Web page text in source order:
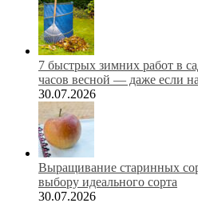
7 быстрых зимних работ в
часов весной — даже если
30.07.2026
Выращивание старинных
выбору идеального сорта
30.07.2026